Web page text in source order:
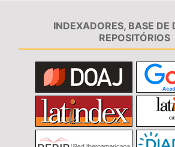
INDEXADORES, BASE DE
REPOSITÓRIOS